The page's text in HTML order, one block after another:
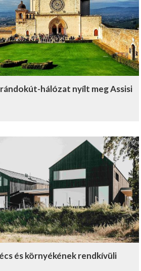
hálózat nyílt meg Assisi
és környékének rendkívüli